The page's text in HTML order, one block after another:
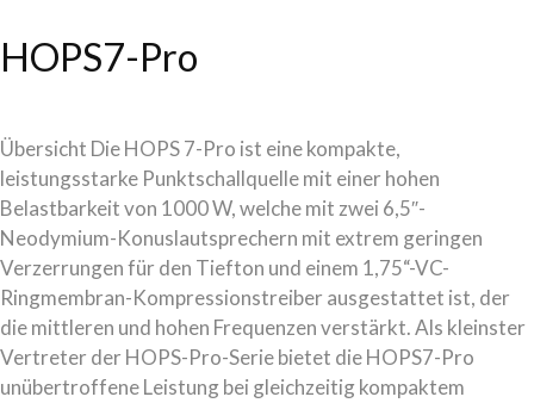
HOPS7-Pro
Übersicht Die HOPS 7-Pro ist eine kompakte,
leistungsstarke Punktschallquelle mit einer hohen
Belastbarkeit von 1000 W, welche mit zwei 6,5″-
Neodymium-Konuslautsprechern mit extrem geringen
Verzerrungen für den Tiefton und einem 1,75“-VC-
Ringmembran-Kompressionstreiber ausgestattet ist, der
die mittleren und hohen Frequenzen verstärkt. Als kleinster
Vertreter der HOPS-Pro-Serie bietet die HOPS7-Pro
unübertroffene Leistung bei gleichzeitig kompaktem